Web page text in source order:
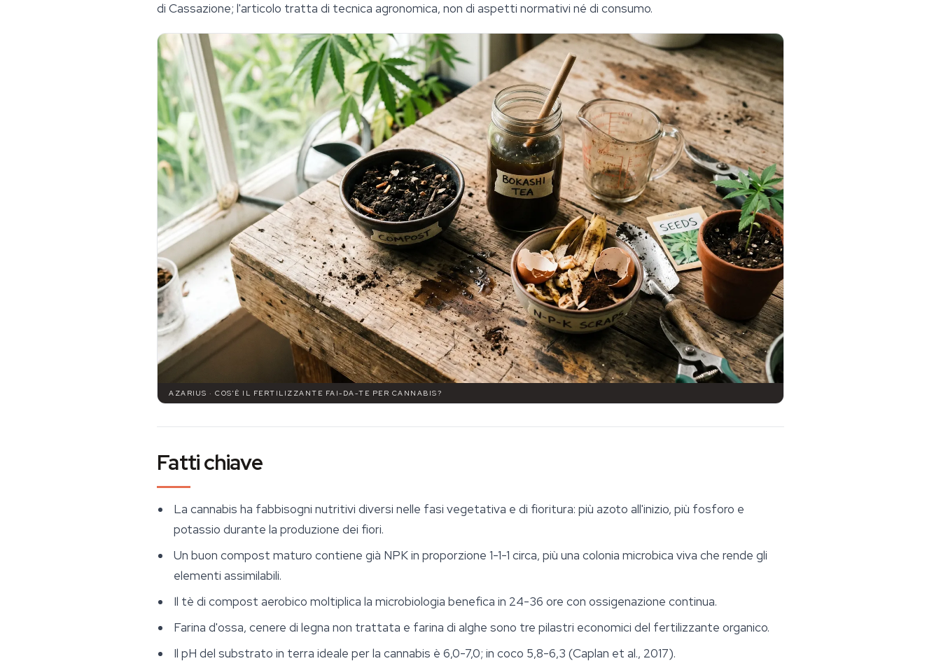
di Cassazione; l'articolo tratta di tecnica agronomica, non di aspetti normativi né di consumo.
AZARIUS · COS'È IL FERTILIZZANTE FAI-DA-TE PER CANNABIS?
Fatti chiave
La cannabis ha fabbisogni nutritivi diversi nelle fasi vegetativa e di fioritura: più azoto all'inizio, più fosforo e
potassio durante la produzione dei fiori.
Un buon compost maturo contiene già NPK in proporzione 1-1-1 circa, più una colonia microbica viva che rende gli
elementi assimilabili.
Il tè di compost aerobico moltiplica la microbiologia benefica in 24-36 ore con ossigenazione continua.
Farina d'ossa, cenere di legna non trattata e farina di alghe sono tre pilastri economici del fertilizzante organico.
Il pH del substrato in terra ideale per la cannabis è 6,0-7,0; in coco 5,8-6,3 (Caplan et al., 2017).